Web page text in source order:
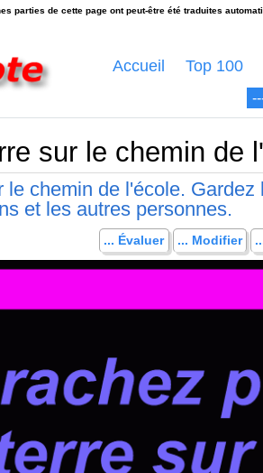
Accueil Top 100
sur le chemin de
chemin de l'école. Gardez
et les autres personnes.
... Évaluer ... Modifier